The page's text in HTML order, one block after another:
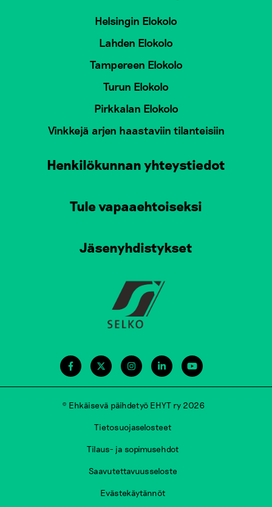
Helsingin Elokolo
Lahden Elokolo
Tampereen Elokolo
Turun Elokolo
Pirkkalan Elokolo
Vinkkejä arjen haastaviin tilanteisiin
Henkilökunnan yhteystiedot
Tule vapaaehtoiseksi
Jäsenyhdistykset
© Ehkäisevä päihdetyö EHYT ry 2026
Tietosuojaselosteet
Tilaus- ja sopimusehdot
Saavutettavuusseloste
Evästekäytännöt